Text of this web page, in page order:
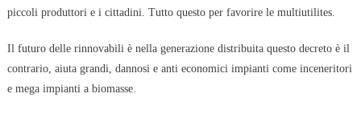
piccoli produttori e i cittadini. Tutto questo per favorire le multiutilites.
Il futuro delle rinnovabili è nella generazione distribuita questo decreto è il
contrario, aiuta grandi, dannosi e anti economici impianti come inceneritori
e mega impianti a biomasse.